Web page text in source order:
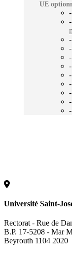
UE
-
-
-
-
-
-
-
-
-
-
-
Université Saint-
Rectorat - Rue de
B.P. 17-5208 - Mar
Beyrouth 1104 2020